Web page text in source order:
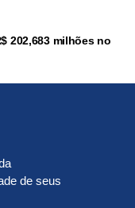
202,683 milhões no
de seus